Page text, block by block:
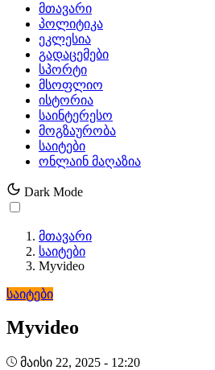
მთავარი
პოლიტიკა
ეკლესია
გადაცემები
სპორტი
მსოფლიო
ისტორია
საინტერესო
მოგზაურობა
საიტები
ონლაინ მაღაზია
Dark Mode
მთავარი
საიტები
Myvideo
საიტები
Myvideo
მაისი 22, 2025 - 12:20